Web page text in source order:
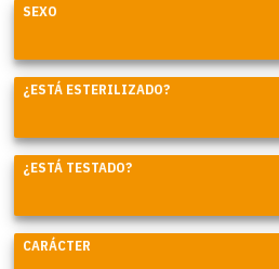
SEXO
¿ESTÁ ESTERILIZADO?
¿ESTÁ TESTADO?
CARÁCTER